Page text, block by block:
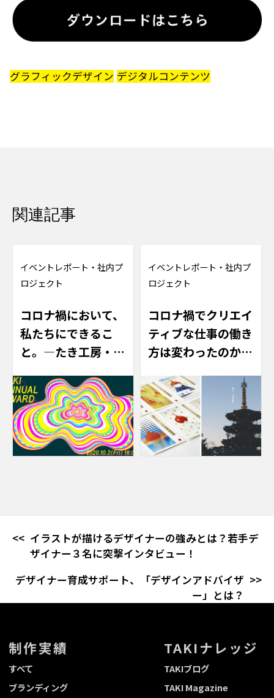
グラフィックデザイン デジタルコンテンツ
関連記事
イベントレポート ・社内プ
ロジェクト
コロナ禍において、
私たちにできるこ
と。―たき工房・コ
ント部の挑戦―
イベントレポート ・ 社内プ
ロジェクト
コロナ禍でクリエイ
ティブな仕事の働き
方は変わったのか？
輩と、コロナ禍入社
の後輩が対談！
イラストが描けるデザイナーの強みとは？若手デ
ザイナー３名に突撃インタビュー！
デザイナー育成サポート、「デザインアドバイザ
ー」とは？
制作実績
すべて
ブランディング
TAKIナレッジ
TAKIブログ
TAKI Magazine